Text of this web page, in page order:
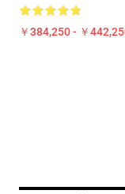
￥384,250 - ￥